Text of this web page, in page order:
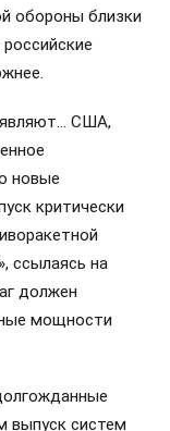
обороны близки
США,
новые
критически
ссылаясь на
должен
мощности
выпуск систем